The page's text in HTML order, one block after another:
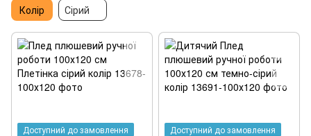
Колір
Сірий
Доступний до замовлення
Доступний до замовлення